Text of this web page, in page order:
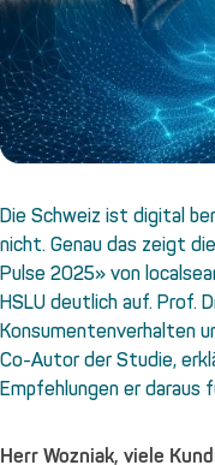
Die Schweiz ist digital
nicht. Genau das zeigt
Pulse 2025» von
HSLU deutlich auf. Prof.
Konsumentenverhalten
Co-Autor der Studie,
Empfehlungen er daraus
Herr Wozniak, viele